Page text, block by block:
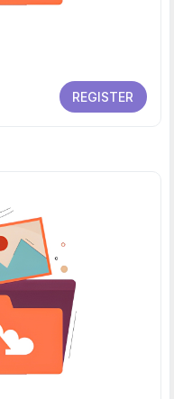
REGISTER